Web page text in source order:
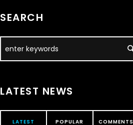
SEARCH
LATEST NEWS
LATEST POPULAR COMMENTS